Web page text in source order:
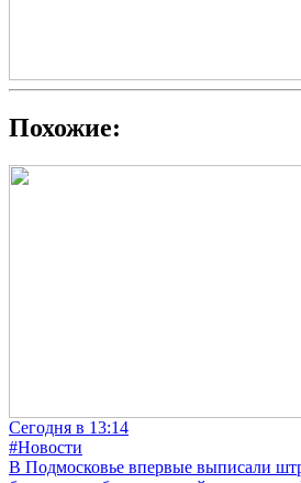
Похожие:
Сегодня в 13:14
#Новости
В Подмосковье впервые выписали